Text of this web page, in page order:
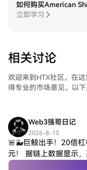
如何购买American
立即学习
相关讨论
欢迎来到HTX社区。在
得专业的市场意见。以下
Web3强哥日记
2026-8-10
🚨🐳巨鲸出手！20倍
元！ 据链上数据显示
已经全部成交，并开